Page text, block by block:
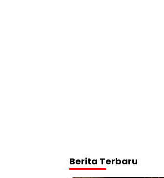
Berita Terbaru